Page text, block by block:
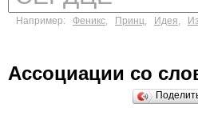
Например: Феникс, Принц, Идея,
Ассоциации со